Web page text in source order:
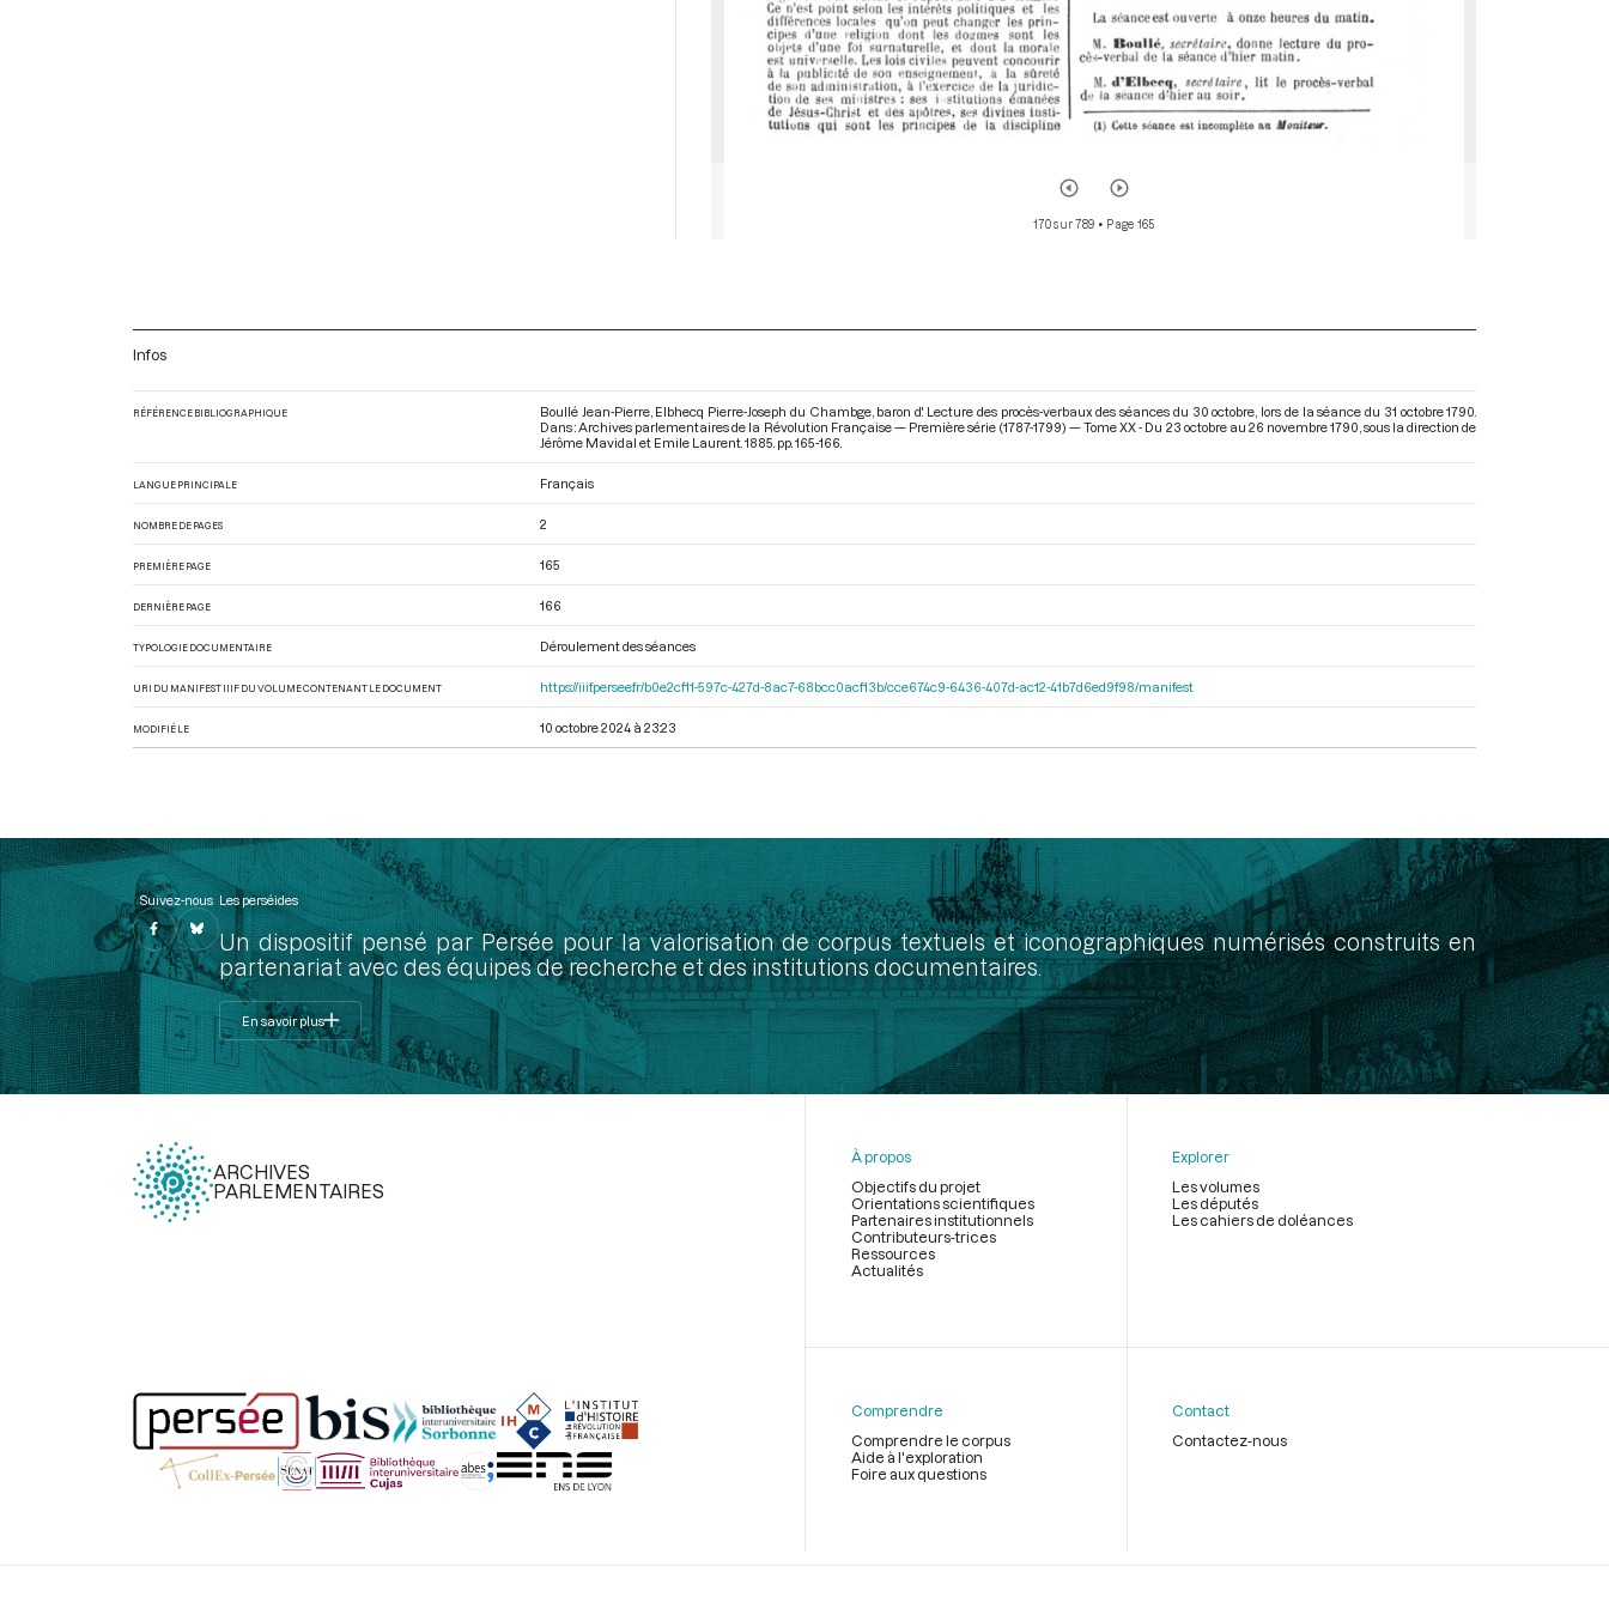
170 sur 789 • Page 165
Infos
RÉFÉRENCE BIBLIOGRAPHIQUE
Boullé Jean-Pierre, Elbhecq Pierre-Joseph du Chambge, baron d'. Lecture des procès-verbaux des séances du 30 octobre, lors de la séance du 31 octobre 1790.
Dans : Archives parlementaires de la Révolution Française — Première série (1787-1799) — Tome XX - Du 23 octobre au 26 novembre 1790 , sous la direction de
Jérôme Mavidal et Emile Laurent. 1885. pp. 165-166.
LANGUE PRINCIPALE Français
NOMBRE DE PAGES 2
PREMIÈRE PAGE 165
DERNIÈRE PAGE 166
TYPOLOGIE DOCUMENTAIRE Déroulement des séances
URI DU MANIFEST IIIF DU VOLUME CONTENANT LE DOCUMENT https://iiif.persee.fr/b0e2cf11-597c-427d-8ac7-68bcc0acf13b/cce674c9-6436-407d-ac12-41b7d6ed9f98/manifest
MODIFIÉ LE 10 octobre 2024 à 23:23
Suivez-nous Les perséides
Un dispositif pensé par Persée pour la valorisation de corpus textuels et iconographiques numérisés construits en
partenariat avec des équipes de recherche et des institutions documentaires.
En savoir plus
ARCHIVES
PARLEMENTAIRES
page
À propos
Objectifs du projet
Orientations scientifiques
Partenaires institutionnels
Contributeurs-trices
Ressources
Actualités
Explorer
Les volumes
Les députés
Les cahiers de doléances
Comprendre
Comprendre le corpus
Aide à l'exploration
Foire aux questions
Contact
Contactez-nous
Légal